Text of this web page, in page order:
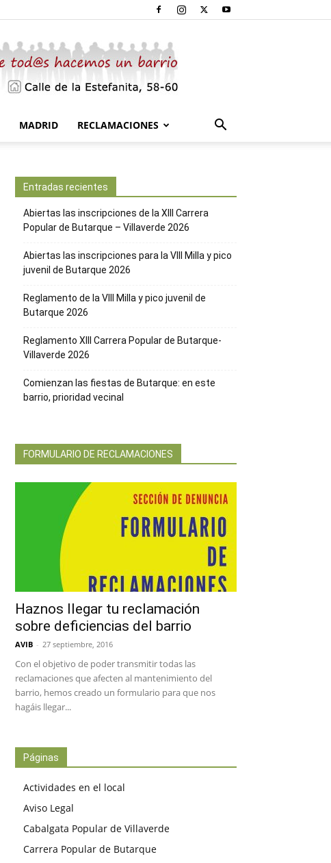
MADRID RECLAMACIONES
Entradas recientes
Abiertas las inscripciones de la XIII Carrera
Popular de Butarque – Villaverde 2026
Abiertas las inscripciones para la VIII Milla y pico
juvenil de Butarque 2026
Reglamento de la VIII Milla y pico juvenil de
Butarque 2026
Reglamento XIII Carrera Popular de Butarque-
Villaverde 2026
Comienzan las fiestas de Butarque: en este
barrio, prioridad vecinal
FORMULARIO DE RECLAMACIONES
Haznos llegar tu reclamación
sobre deficiencias del barrio
AVIB - 27 septiembre, 2016
Con el objetivo de poder transmitir todas las
reclamaciones que afecten al mantenimiento del
barrio, hemos creado un formulario para que nos
hagáis llegar...
Páginas
Actividades en el local
Aviso Legal
Cabalgata Popular de Villaverde
Carrera Popular de Butarque